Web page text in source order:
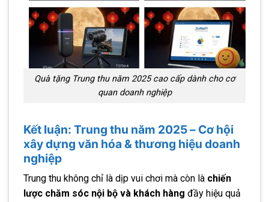
Quà tặng Trung thu năm 2025 cao cấp dành cho cơ
quan doanh nghiệp
Kết luận: Trung thu năm 2025 – Cơ hội
xây dựng văn hóa & thương hiệu doanh
nghiệp
Trung thu không chỉ là dịp vui chơi mà còn là chiến
lược chăm sóc nội bộ và khách hàng đầy hiệu quả